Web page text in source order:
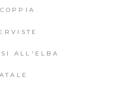
ALL'ELBA